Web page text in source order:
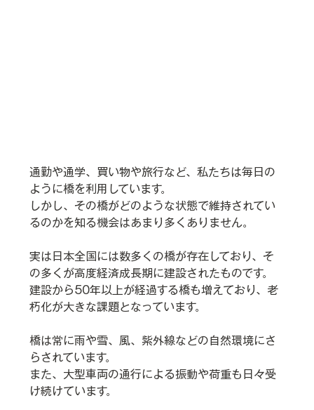
通勤や通学、買い物や旅行など、私たちは毎日の
ように橋を利用しています。
しかし、その橋がどのような状態で維持されてい
るのかを知る機会はあまり多くありません。
実は日本全国には数多くの橋が存在しており、そ
の多くが高度経済成長期に建設されたものです。
建設から50年以上が経過する橋も増えており、老
朽化が大きな課題となっています。
橋は常に雨や雪、風、紫外線などの自然環境にさ
らされています。
また、大型車両の通行による振動や荷重も日々受
け続けています。